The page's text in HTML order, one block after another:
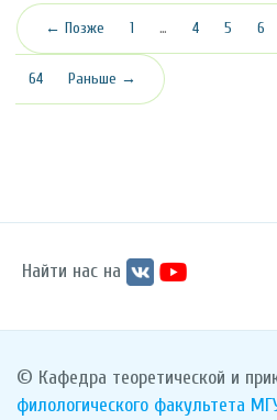
← Позже 1 … 4 5 6
64 Раньше →
Найти нас на
© Кафедра теоретической и
филологического факультета